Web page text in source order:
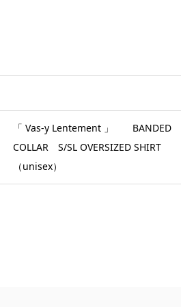
「 Vas-y Lentement 」 BANDED
COLLAR S/SL OVERSIZED SHIRT
（unisex）